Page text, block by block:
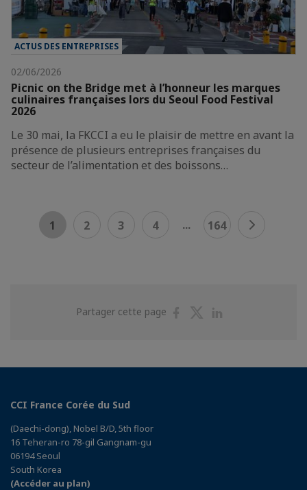
ACTUS DES ENTREPRISES
02/06/2026
Picnic on the Bridge met à l’honneur les marques
culinaires françaises lors du Seoul Food Festival
2026
Le 30 mai, la FKCCI a eu le plaisir de mettre en avant la
présence de plusieurs entreprises françaises du
secteur de l’alimentation et des boissons…
1 2 3 4 ... 164
Partager cette page
PartagerPartager
CCI France Corée du Sud
(Daechi-dong), Nobel B/D, 5th floor
16 Teheran-ro 78-gil Gangnam-gu
06194 Seoul
South Korea
(Accéder au plan)